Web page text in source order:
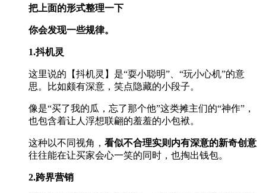
把上面的形式整理一下
你会发现一些规律。
1.抖机灵
这里说的【抖机灵】是“耍小聪明”、“玩小心机”的意
思。比如颇有深意，笑点隐藏的小段子。
像是“买了我的瓜，忘了那个他”这类摊主们的“神作”，
也包含着让人浮想联翩的羞羞的小包袱。
这种以不同视角， 看似不合理实则内有深意的新奇创意
往往能在让买家会心一笑的同时，也掏出钱包。
2.跨界营销